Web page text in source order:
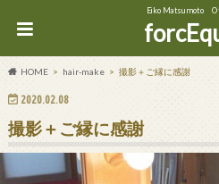
Eiko Matsumoto
HOME hair-make 撮影＋ご縁に感謝
2020.02.08
撮影＋ご縁に感謝